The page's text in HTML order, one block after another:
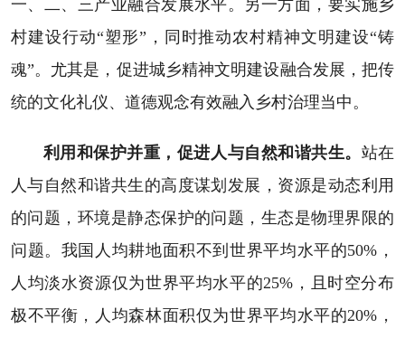
一、二、三产业融合发展水平。另一方面，要实施乡
村建设行动“塑形”，同时推动农村精神文明建设“铸
魂”。尤其是，促进城乡精神文明建设融合发展，把传
统的文化礼仪、道德观念有效融入乡村治理当中。
利用和保护并重，促进人与自然和谐共生。 站在
人与自然和谐共生的高度谋划发展，资源是动态利用
的问题，环境是静态保护的问题，生态是物理界限的
问题。我国人均耕地面积不到世界平均水平的50%，
人均淡水资源仅为世界平均水平的25%，且时空分布
极不平衡，人均森林面积仅为世界平均水平的20%，